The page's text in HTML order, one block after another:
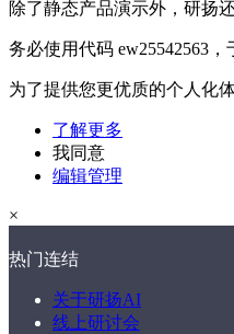
除了静态产品演示外，研扬
务必使用代码 ew25542563，
为了提供您更优质的个人化
了解更多
我同意
编辑管理
×
热门连结
关于研扬AI
线上研讨会